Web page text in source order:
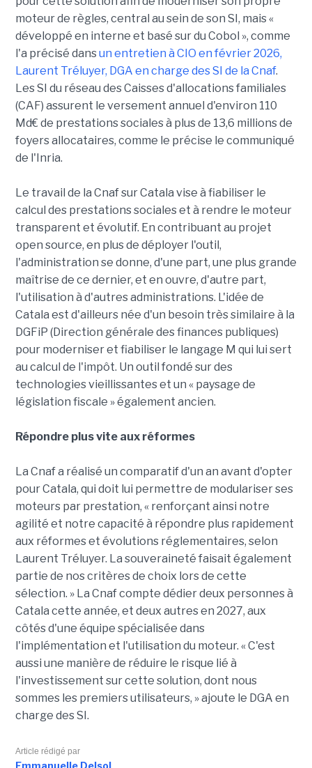
moteur de règles, central au sein de son SI, mais «
développé en interne et basé sur du Cobol », comme
l'a précisé dansun entretien à CIO en février 2026,
Laurent Tréluyer, DGA en charge des SI de la Cnaf.
Les SI du réseau des Caisses d'allocations familiales
(CAF) assurent le versement annuel d'environ 110
Md€ de prestations sociales à plus de 13,6 millions de
foyers allocataires, comme le précise le communiqué
de l'Inria.
Le travail de la Cnaf sur Catala vise à fiabiliser le
calcul des prestations sociales et à rendre le moteur
transparent et évolutif. En contribuant au projet
open source, en plus de déployer l'outil,
l'administration se donne, d'une part, une plus grande
maîtrise de ce dernier, et en ouvre, d'autre part,
l'utilisation à d'autres administrations. L'idée de
Catala est d'ailleurs née d'un besoin très similaire à la
DGFiP (Direction générale des finances publiques)
pour moderniser et fiabiliser le langage M qui lui sert
au calcul de l'impôt. Un outil fondé sur des
technologies vieillissantes et un « paysage de
législation fiscale » également ancien.
Répondre plus vite aux réformes
La Cnaf a réalisé un comparatif d'un an avant d'opter
pour Catala, qui doit lui permettre de modulariser ses
moteurs par prestation, « renforçant ainsi notre
agilité et notre capacité à répondre plus rapidement
aux réformes et évolutions réglementaires, selon
Laurent Tréluyer. La souveraineté faisait également
partie de nos critères de choix lors de cette
sélection. » La Cnaf compte dédier deux personnes à
Catala cette année, et deux autres en 2027, aux
côtés d'une équipe spécialisée dans
l'implémentation et l'utilisation du moteur. « C'est
aussi une manière de réduire le risque lié à
l'investissement sur cette solution, dont nous
sommes les premiers utilisateurs, » ajoute le DGA en
charge des SI.
Article rédigé par
Emmanuelle Delsol